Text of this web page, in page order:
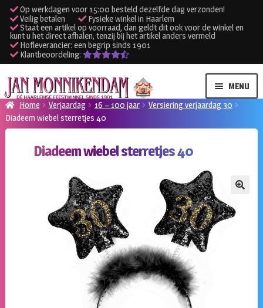
Op werkdagen voor 15:00 besteld dezelfde dag verzonden!
Veilig betalen
Fysieke winkel in Haarlem
Staat een artikel op voorraad, dan geldt dit ook voor de winkel en
kunt u het direct afhalen, tenzij bij het artikel anders vermeld
Hofleverancier: een begrip sinds 1901
Klantbeoordeling:
Ga
door
naar
navigatie
Ga
naar
de
inhoud
MENU
Verhuur kleding
Verhuur apparatuur
Onze winkel
Klantenservice
Home Verjaardag 16 – 100 jaar
Versiering verjaardag 30
Diadeem wiebel sterretjes 40
Diadeem wiebel sterretjes 40